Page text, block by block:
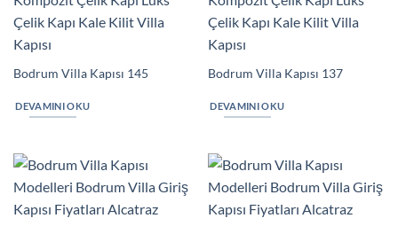
Bodrum Villa Kapısı 145
DEVAMINI OKU
Bodrum Villa Kapısı 137
DEVAMINI OKU